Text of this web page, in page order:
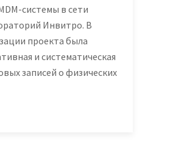
системы в сети
Инвитро. В
проекта была
и систематическая
записей о физических